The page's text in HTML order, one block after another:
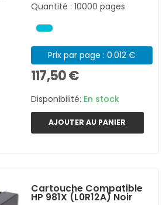
Quantité : 10000 pages
Prix par page : 0.012 €
117,50 €
Disponibilité: En stock
AJOUTER AU PANIER
Cartouche Compatible
HP 981X (L0R12A) Noir